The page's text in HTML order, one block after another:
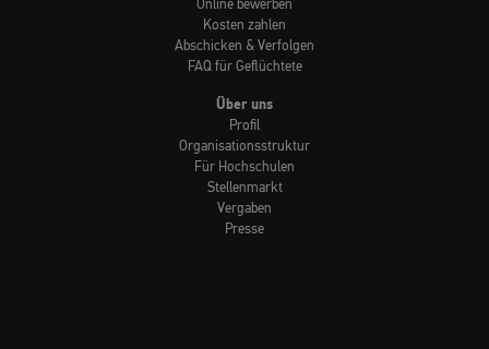
Online bewerben
Kosten zahlen
Abschicken & Verfolgen
FAQ für Geflüchtete
Über uns
Profil
Organisationsstruktur
Für Hochschulen
Stellenmarkt
Vergaben
Presse